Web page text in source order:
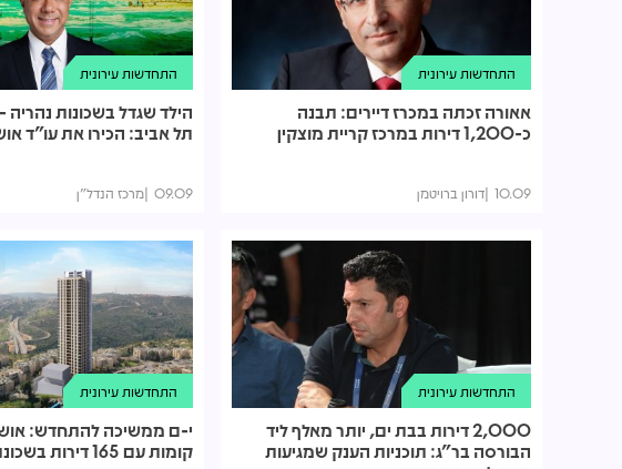
התחדשות עירונית
אאורה זכתה במכרז דיירים: תבנה
כ-1,200 דירות במרכז קריית מוצקין
10.09 דורון ברויטמן
התחדשות עירונית
הילד שגדל בשכונות נהריה
תל אביב: הכירו את עו"ד
09.09 מרכז הנדל"ן
התחדשות עירונית
2,000 דירות בבת ים, יותר מאלף ליד
הבורסה בר"ג: תוכניות הענק שמגיעות
התחדשות עירונית
קומות עם 165 דירות בשכונת גילה